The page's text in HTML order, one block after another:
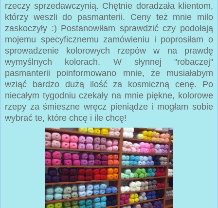
rzeczy sprzedawczynią. Chętnie doradzała klientom,
którzy weszli do pasmanterii. Ceny też mnie milo
zaskoczyły :) Postanowiłam sprawdzić czy podołają
mojemu specyficznemu zamówieniu i poprosiłam o
sprowadzenie kolorowych rzepów w na prawdę
wymyślnych kolorach. W słynnej "robaczej"
pasmanterii poinformowano mnie, że musiałabym
wziąć bardzo dużą ilość za kosmiczną cenę. Po
niecałym tygodniu czekały na mnie piękne, kolorowe
rzepy za śmieszne wręcz pieniądze i mogłam sobie
wybrać te, które chcę i ile chcę!